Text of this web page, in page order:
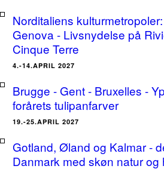
Norditaliens
Genova - Livsnydelse på
Cinque Terre
4.-14.APRIL 2027
Brugge - Gent - Bruxelles -
forårets tulipanfarver
19.-25.APRIL 2027
Gotland, Øland og Kalmar -
Danmark med skøn natur og